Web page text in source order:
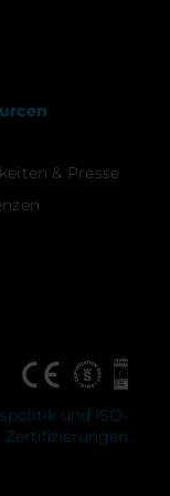
& Presse
und ISO-
Zertifizierungen